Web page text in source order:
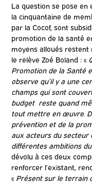
La question se pose
la cinquantaine de
par la Cocof, sont
promotion de la santé
moyens alloués
le relève Zoé Boland : «
Promotion de la Santé
observe qu’il y a une
champs qui sont
budget reste quand
tout mettre en œuvre.
prévention et de la
aux acteurs du
différentes ambitions
dévolu à ces deux
renforcer l’existant,
« Présent sur le terrain